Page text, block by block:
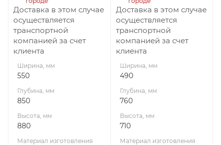
мм
115
Длина дров, мм
500
200
880x550x850
12
Доставка в этом случае
осуществляется
транспортной
компанией за счет
клиента
Ширина, мм
550
Глубина, мм
850
Высота, мм
880
Материал изготовления
мм
115
Длина дров, мм
450
180
12
Доставка в этом случае
осуществляется
транспортной
компанией за счет
клиента
Ширина, мм
490
Глубина, мм
760
Высота, мм
710
Материал изготовления